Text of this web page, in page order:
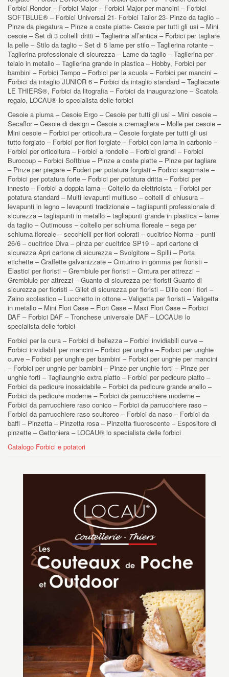
Forbici Rondor – Forbici Major – Forbici Major per mancini – Forbici
SOFTBLUE® – Forbici Universal 21- Forbici Tailor 23- Pinze da taglio –
Pinze da piegatura – Pinze a coste piatte- Cesoie per tutti gli usi – Mini
cesoie – Set di 3 coltelli dritti – Taglierina all’antica – Forbici per tagliare
la pelle – Stilo da taglio – Set di 5 lame per stilo – Taglierina rotante –
Taglierina professionale di sicurezza – Lame da taglio – Taglierina per
telaio in metallo – Taglierina grande in plastica – Hobby, Forbici per
bambini – Forbici Tempo – Forbici per la scuola – Forbici per mancini –
Forbici da intaglio JUNIOR 6 – Forbici da intaglio standard – Tagliacarte
LE THIERS®, Forbici da litografia – Forbici da inaugurazione – Scatola
regalo, LOCAU® lo specialista delle forbici
Cesoie a piuma – Cesoie Ergo – Cesoie per tutti gli usi – Mini cesoie –
Secaflor – Cesoie di design – Cesoie a cremagliera – Molle per cesoie –
Mini cesoie – Forbici per orticoltura – Cesoie forgiate per tutti gli usi
tutto forgiato – Forbici per fiori forgiate – Forbici con lama in carbonio –
Forbici per orticoltura – Forbici a rondelle – Forbici grandi – Forbici
Burocoup – Forbici Softblue – Pinze a coste piatte – Pinze per tagliare
– Pinze per piegare – Foderi per potatura forgiati – Forbici sagomate –
Forbici per potatura forte – Forbici per potatura dritta – Forbici per
innesto – Forbici a doppia lama – Coltello da elettricista – Forbici per
potatura standard – Multi levapunti multiuso – coltelli di chiusura –
levapunti in legno – levapunti tradizionale – tagliapunti professionale di
sicurezza – tagliapunti in metallo – tagliapunti grande in plastica – lame
da taglio – Outimouss – coltello per schiuma floreale – sega per
schiuma floreale – secchielli per fiori colorati – cucitrice Norma – punti
26/6 – cucitrice Diva – pinza per cucitrice SP19 – apri cartone di
sicurezza Apri cartone di sicurezza – Svolgitore – Spilli – Porta
etichette – Graffette galvanizzate – Cinturino in gomma per fioristi –
Elastici per fioristi – Grembiule per fioristi – Cintura per attrezzi –
Grembiule per attrezzi – Guanto di sicurezza per fioristi Guanto di
sicurezza per fioristi – Gilet di sicurezza per fioristi – Dillo con i fiori –
Zaino scolastico – Lucchetto in ottone – Valigetta per fioristi – Valigetta
in metallo – Mini Flori Case – Flori Case – Maxi Flori Case – Forbici
DAF – Forbici DAF – Tronchese universale DAF – LOCAU® lo
specialista delle forbici
Forbici per la cura – Forbici di bellezza – Forbici invidiabili curve –
Forbici invidiabili per mancini – Forbici per unghie – Forbici per unghie
curve – Forbici per unghie per bambini – Forbici per unghie per mancini
– Forbici per unghie per bambini – Pinze per unghie forti – Pinze per
unghie forti – Tagliaunghie extra piatto – Forbici per pedicure piatto –
Forbici da pedicure inossidabile – Forbici da pedicure grande anello –
Forbici da pedicure moderne – Forbici da parrucchiere moderne –
Forbici da parrucchiere raso conico – Forbici da parrucchiere raso –
Forbici da parrucchiere raso scultoreo – Forbici da naso – Forbici da
baffi – Pinzetta – Pinzetta rosa – Pinzetta fluorescente – Espositore di
pinzette – Gettoniera – LOCAU® lo specialista delle forbici
Catalogo Forbici e potatori